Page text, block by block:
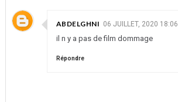
ABDELGHNI 06 JUILLET, 2020 18:06
il n y a pas de film dommage
Répondre